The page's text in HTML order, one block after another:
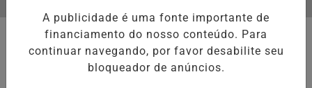
EM ALTA
🚔 SEGURANÇA E JUSTIÇA
MP solicita arquivamento de
inquérito sobre morte de homem
A publicidade é uma fonte importante de
financiamento do nosso conteúdo. Para
continuar navegando, por favor desabilite seu
bloqueador de anúncios.